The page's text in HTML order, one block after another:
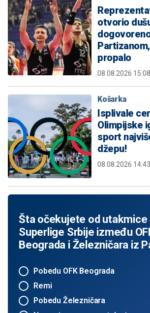
otvorio
propalo
08.08.2026 15:08
Košarka
Isplivale
Olimpijske
sport
džepu!
08.08.2026 14:43
Šta očekujete od utakmice
Superlige Srbije između
Beograda i Železničara iz
Pobedu OFK Beograda
Remi
Pobedu Železničara